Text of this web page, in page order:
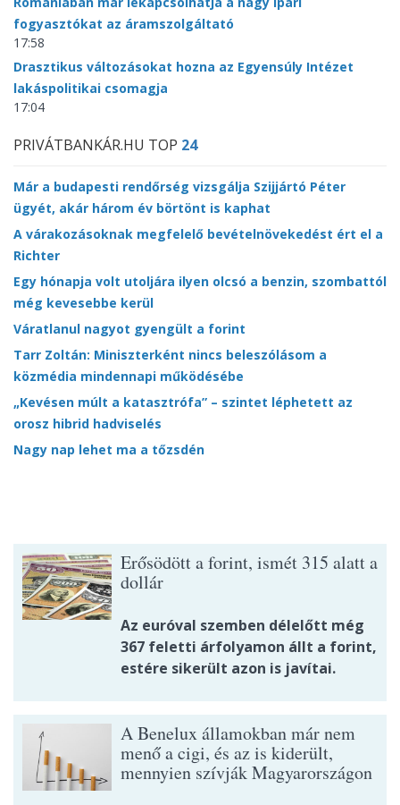
fogyasztókat az áramszolgáltató
17:58
Drasztikus változásokat hozna az Egyensúly Intézet
lakáspolitikai csomagja
17:04
PRIVÁTBANKÁR.HU TOP 24
Már a budapesti rendőrség vizsgálja Szijjártó Péter
ügyét, akár három év börtönt is kaphat
A várakozásoknak megfelelő bevételnövekedést ért el a
Richter
Egy hónapja volt utoljára ilyen olcsó a benzin, szombattól
még kevesebbe kerül
Váratlanul nagyot gyengült a forint
Tarr Zoltán: Miniszterként nincs beleszólásom a
közmédia mindennapi működésébe
„Kevésen múlt a katasztrófa” – szintet léphetett az
orosz hibrid hadviselés
Nagy nap lehet ma a tőzsdén
Erősödött a forint, ismét 315 alatt a
dollár
Az euróval szemben délelőtt még
367 feletti árfolyamon állt a forint,
estére sikerült azon is javítai.
A Benelux államokban már nem
menő a cigi, és az is kiderült,
mennyien szívják Magyarországon